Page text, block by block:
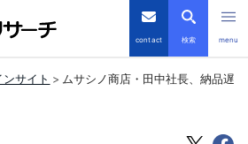
contact 検索 menu
サイト
ムサシノ商店・田中社長、納品遅